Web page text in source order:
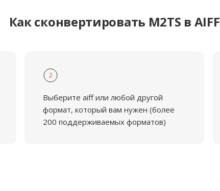
Как сконвертировать M2TS в AIFF
2
Выберите aiff или любой другой
формат, который вам нужен (более
200 поддерживаемых форматов)